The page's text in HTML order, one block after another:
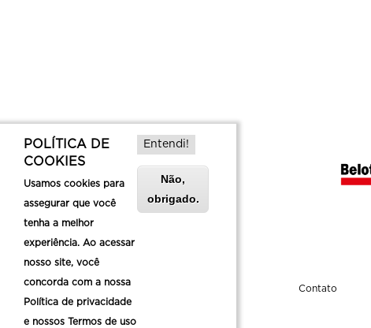
Sobre a Belotur Contato
POLÍTICA DE
COOKIES
Usamos cookies para
assegurar que você
tenha a melhor
experiência. Ao acessar
nosso site, você
concorda com a nossa
Política de privacidade
e nossos Termos de uso
Entendi!
Não,
obrigado.